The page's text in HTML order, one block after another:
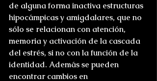
de alguna forma inactiva estructuras
hipocámpicas y amigdalares, que no
sólo se relacionan con atención,
memoria y activación de la cascada
del estrés, si no con la función de la
identidad. Además se pueden
encontrar cambios en